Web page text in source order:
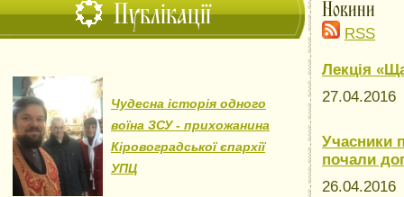
Публікації
Чудесна історія одного
воїна ЗСУ - прихожанина
Кіровоградської єпархії
УПЦ
Новини
RSS
Лекція
27.04.2016
Учасники
почали
26.04.2016